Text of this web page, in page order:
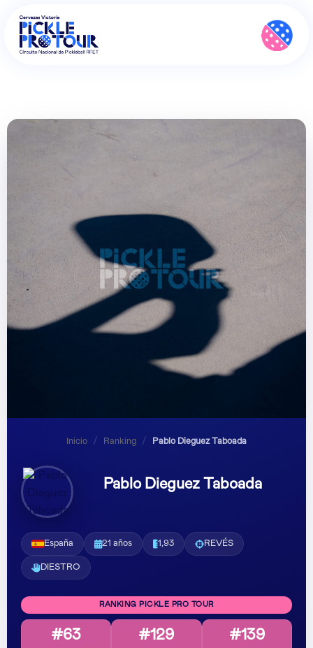
Inicio / Ranking / Pablo Dieguez Taboada
Pablo Dieguez Taboada
España 21 años 1,93 REVÉS
DIESTRO
RANKING PICKLE PRO TOUR
#63 #129 #139